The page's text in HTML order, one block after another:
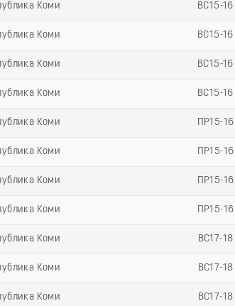
Коми ВС15-16
Коми ВС15-16
Коми ВС15-16
Коми ВС15-16
Коми ПР15-16
Коми ПР15-16
Коми ПР15-16
Коми ПР15-16
Коми ВС17-18
Коми ВС17-18
Коми ВС17-18